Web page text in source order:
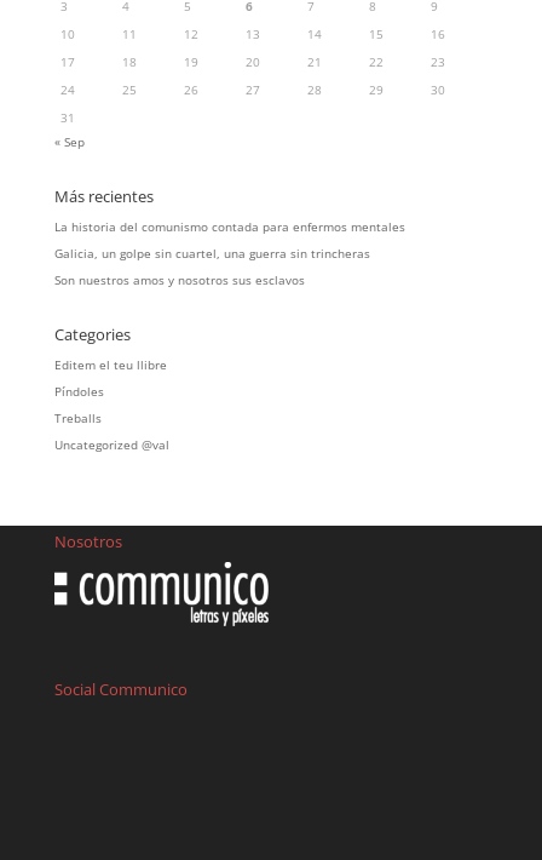
3
4 5 6 7 8
9
10
11 12 13 14 15
16
17
18 19 20 21 22
23
24
25 26 27 28 29
30
31
« Sep
Más recientes
La historia del comunismo contada para enfermos mentales
Galicia, un golpe sin cuartel, una guerra sin trincheras
Son nuestros amos y nosotros sus esclavos
Categories
Editem el teu llibre
Píndoles
Treballs
Uncategorized @val
Nosotros
Social Communico